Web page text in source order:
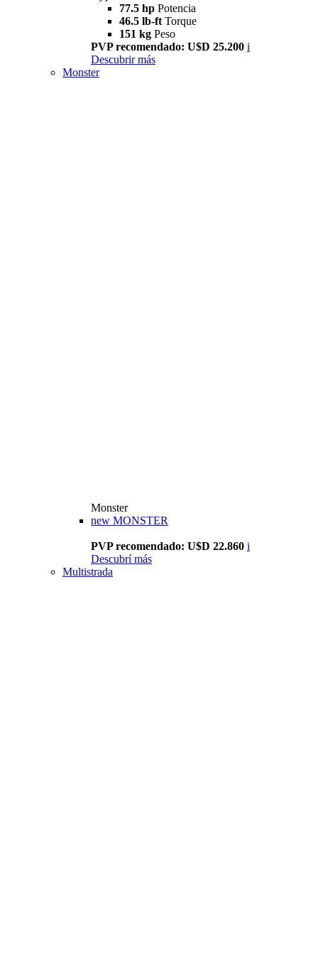
77.5 hp Potencia
46.5 lb-ft Torque
151 kg Peso
PVP recomendado: U$D 25.200 i
Descubrir más
Monster
Monster
new MONSTER
PVP recomendado: U$D 22.860 i
Descubrí más
Multistrada